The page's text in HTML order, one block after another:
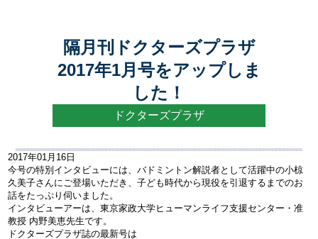
隔月刊ドクターズプラザ
2017年1月号をアップしま
した！
ドクターズプラザ
2017年01月16日
今号の特別インタビューには、バドミントン解説者として活躍中の小椋
久美子さんにご登場いただき、子ども時代から現役を引退するまでのお
話をたっぷり伺いました。
インタビューアーは、東京家政大学ヒューマンライフ支援センター・准
教授 内野美恵先生です。
ドクターズプラザ誌の最新号は